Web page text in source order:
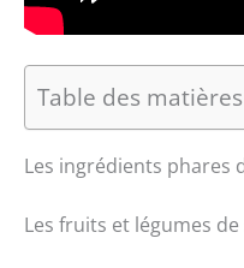
Table des matières
Les ingrédients phares
Les fruits et légumes de